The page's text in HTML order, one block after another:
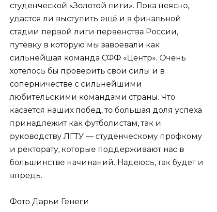
студенческой «Золотой лиги». Пока неясно,
удастся ли выступить ещё и в финальной
стадии первой лиги первенства России,
путёвку в которую мы завоевали как
сильнейшая команда СФФ «Центр». Очень
хотелось бы проверить свои силы и в
соперничестве с сильнейшими
любительскими командами страны. Что
касается наших побед, то большая доля успеха
принадлежит как футболистам, так и
руководству ЛГТУ — студенческому профкому
и ректорату, которые поддерживают нас в
большинстве начинаний. Надеюсь, так будет и
впредь.
Фото Дарьи Генеги